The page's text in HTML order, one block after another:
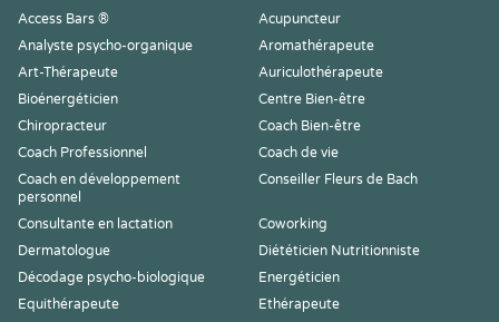
Access Bars ®
Acupuncteur
Analyste psycho-organique
Aromathérapeute
Art-Thérapeute
Auriculothérapeute
Bioénergéticien
Centre Bien-être
Chiropracteur
Coach Bien-être
Coach Professionnel
Coach de vie
Coach en développement
personnel
Conseiller Fleurs de Bach
Consultante en lactation
Coworking
Dermatologue
Diététicien Nutritionniste
Décodage psycho-biologique
Energéticien
Equithérapeute
Ethérapeute